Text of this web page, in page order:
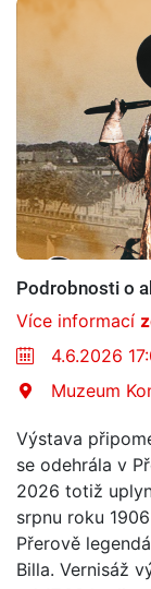
Podrobnosti o
Více informací
4.6.2026
Muzeum
Výstava
se odehrála v
2026 totiž
srpnu roku
Přerově
Billa. Vernisáž